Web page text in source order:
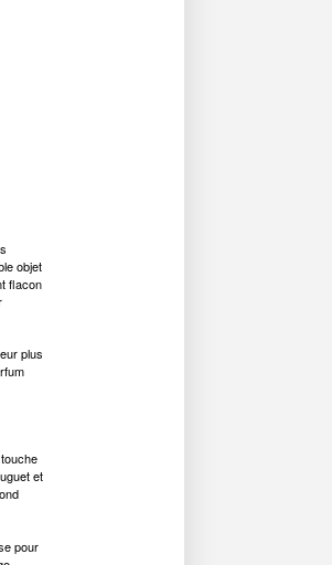
objet
flacon
plus
et
pour